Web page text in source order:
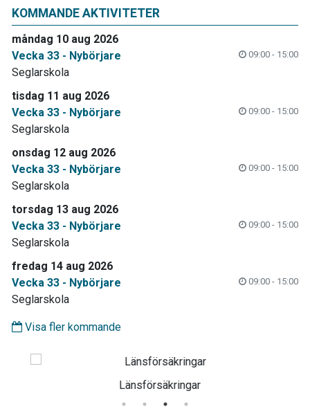
KOMMANDE AKTIVITETER
måndag 10 aug 2026
Vecka 33 - Nybörjare
09:00 - 15:00
Seglarskola
tisdag 11 aug 2026
Vecka 33 - Nybörjare
09:00 - 15:00
Seglarskola
onsdag 12 aug 2026
Vecka 33 - Nybörjare
09:00 - 15:00
Seglarskola
torsdag 13 aug 2026
Vecka 33 - Nybörjare
09:00 - 15:00
Seglarskola
fredag 14 aug 2026
Vecka 33 - Nybörjare
09:00 - 15:00
Seglarskola
Visa fler kommande
Länsförsäkringar